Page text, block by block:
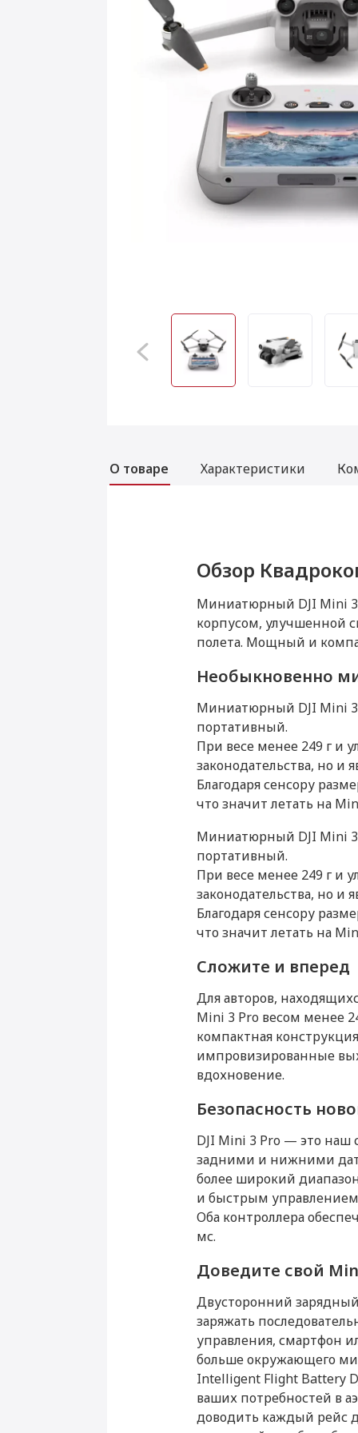
Игровые приставки
AirPods
Аксессуары
Квадрокоптеры
Apple TV
Акции
О товаре Характеристики
Обзор
Миниатюрный DJI Mini 3
корпусом, улучшенной
полета. Мощный и
Необыкновенно
Миниатюрный DJI Mini
портативный.
При весе менее 249 г и
законодательства, но и
Благодаря сенсору
что значит летать на
Миниатюрный DJI Mini
портативный.
При весе менее 249 г и
законодательства, но и
Благодаря сенсору
что значит летать на
Сложите и вперед
Для авторов,
Mini 3 Pro весом менее
компактная
импровизированные
вдохновение.
Безопасность
DJI Mini 3 Pro — это
задними и нижними
более широкий
и быстрым управлением
Оба контроллера
мс.
Доведите свой
Двусторонний
заряжать
управления, смартфон
больше окружающего
Intelligent Flight Battery
ваших потребностей в
доводить каждый рейс
Характеристики
Основные
Цвет
Производитель
Страна производитель
Габариты
Камера
Основная камера (Мп)
Видеозапись
Питание
Тип аккумулятора
Комплектация